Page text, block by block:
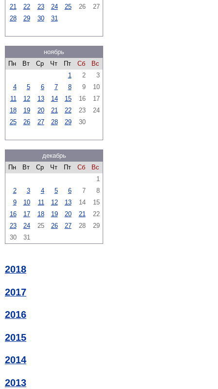
21 22 23 24 25 26
27
28
29 30 31
ноябрь
Пн
Вт Ср Чт Пт Сб
Вс
1
2
3
4
5 6 7 8 9
10
11
12 13 14 15 16
17
18
19 20 21 22 23
24
25
26 27 28 29 30
декабрь
Пн
Вт Ср Чт Пт Сб
Вс
1
2
3 4 5 6 7
8
9
10 11 12 13 14
15
16
17 18 19 20 21
22
23
24 25 26 27 28
29
30
31
2018
2017
2016
2015
2014
2013